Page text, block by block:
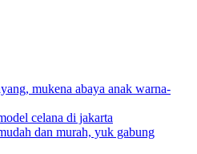
mukena abaya anak warna-
celana di jakarta
dan murah, yuk gabung